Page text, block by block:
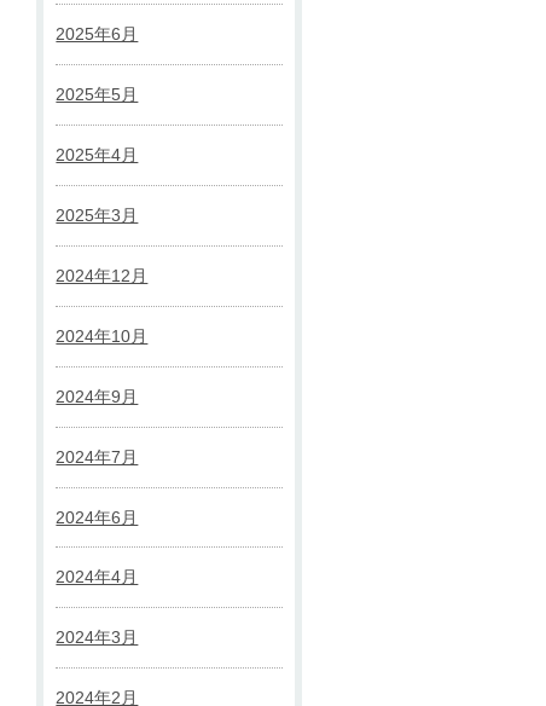
2025年6月
2025年5月
2025年4月
2025年3月
2024年12月
2024年10月
2024年9月
2024年7月
2024年6月
2024年4月
2024年3月
2024年2月